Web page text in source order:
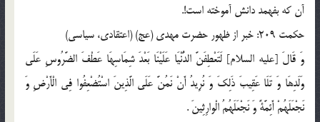
آن كه بفهمد دانش آموخته است!.
حكمت 209: خبر از ظهور حضرت مهدى (عج) (اعتقادى، سياسى)
وَ قَالَ [عليه السلام] لَتَعْطِفَنَّ الدُّنْيَا عَلَيْنَا بَعْدَ شِمَاسِهَا عَطْفَ الضَّرُوسِ عَلَى
وَلَدِهَا وَ تَلَا عَقِيبَ ذَلِكَ وَ نُرِيدُ أَنْ نَمُنَّ عَلَى الَّذِينَ اسْتُضْعِفُوا فِى الْأَرْضِ وَ
نَجْعَلَهُمْ أَئِمَّةً وَ نَجْعَلَهُمُ الْوارِثِينَ .